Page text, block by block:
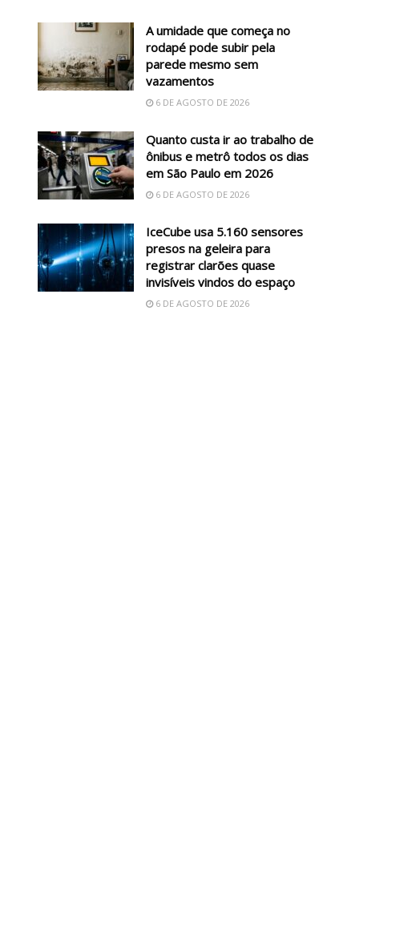
A umidade que começa no
rodapé pode subir pela
parede mesmo sem
vazamentos
6 DE AGOSTO DE 2026
Quanto custa ir ao trabalho de
ônibus e metrô todos os dias
em São Paulo em 2026
6 DE AGOSTO DE 2026
IceCube usa 5.160 sensores
presos na geleira para
registrar clarões quase
invisíveis vindos do espaço
6 DE AGOSTO DE 2026